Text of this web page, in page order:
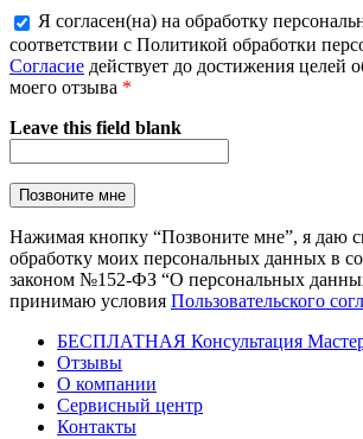
Я согласен(на) на обработку
соответствии с Политикой обработки
Согласие действует до достижения целей
моего отзыва *
Leave this field blank
Нажимая кнопку “Позвоните мне”, я даю
обработку моих персональных данных в
законом №152-ФЗ “О персональных
принимаю условия Пользовательского
БЕСПЛАТНАЯ Консультация
Отзывы
О компании
Сервисный центр
Контакты